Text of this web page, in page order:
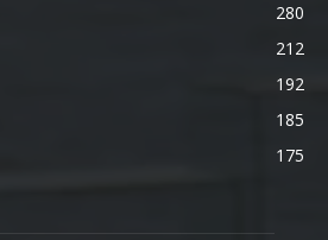
280
212
192
185
175